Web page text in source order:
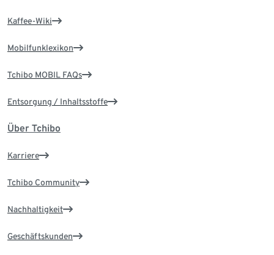
Kaffee-Wiki
Mobilfunklexikon
Tchibo MOBIL FAQs
Entsorgung / Inhaltsstoffe
Über Tchibo
Karriere
Tchibo Community
Nachhaltigkeit
Geschäftskunden